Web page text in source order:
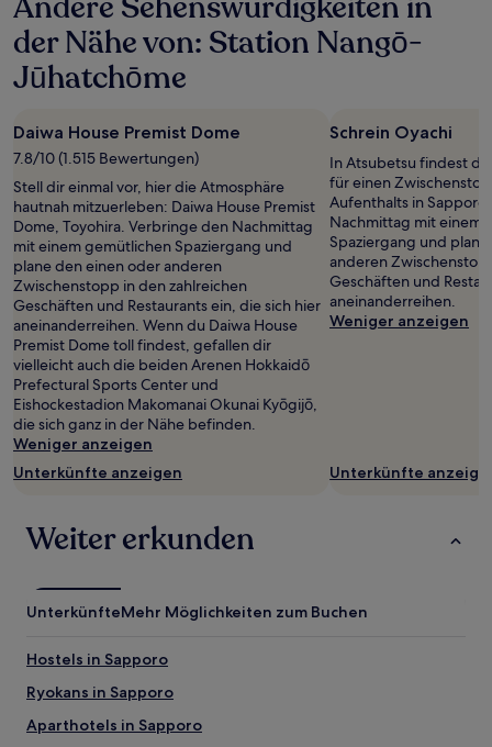
der Nähe von: Station Nangō-
Jūhatchōme
Daiwa House Premist Dome
7.8/10 (1.515 Bewertungen)
Stell dir einmal vor, hier die Atmosphäre
hautnah mitzuerleben: Daiwa House Premist
Dome, Toyohira. Verbringe den Nachmittag
mit einem gemütlichen Spaziergang und
plane den einen oder anderen
Zwischenstopp in den zahlreichen
Geschäften und Restaurants ein, die sich hier
aneinanderreihen. Wenn du Daiwa House
Premist Dome toll findest, gefallen dir
vielleicht auch die beiden Arenen Hokkaidō
Prefectural Sports Center und
Eishockestadion Makomanai Okunai Kyōgijō,
die sich ganz in der Nähe befinden.
Weniger anzeigen
Unterkünfte anzeigen
Schrein Oyachi
In Atsubetsu findest
für einen
Aufenthalts in
Nachmittag mit einem
Spaziergang und
anderen
Geschäften und
aneinanderreihen.
Weniger anzeigen
Unterkünfte
Weiter erkunden
UnterkünfteMehr Möglichkeiten zum Buchen
Hostels in Sapporo
Ryokans in Sapporo
Aparthotels in Sapporo